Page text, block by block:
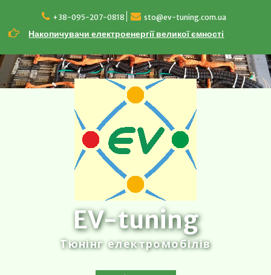
вмісту
+38-095-207-0818 sto@ev-tuning.com.ua
Накопичувачи електроенергії великої ємності
EV-tuning
Тюнінг електромобілів